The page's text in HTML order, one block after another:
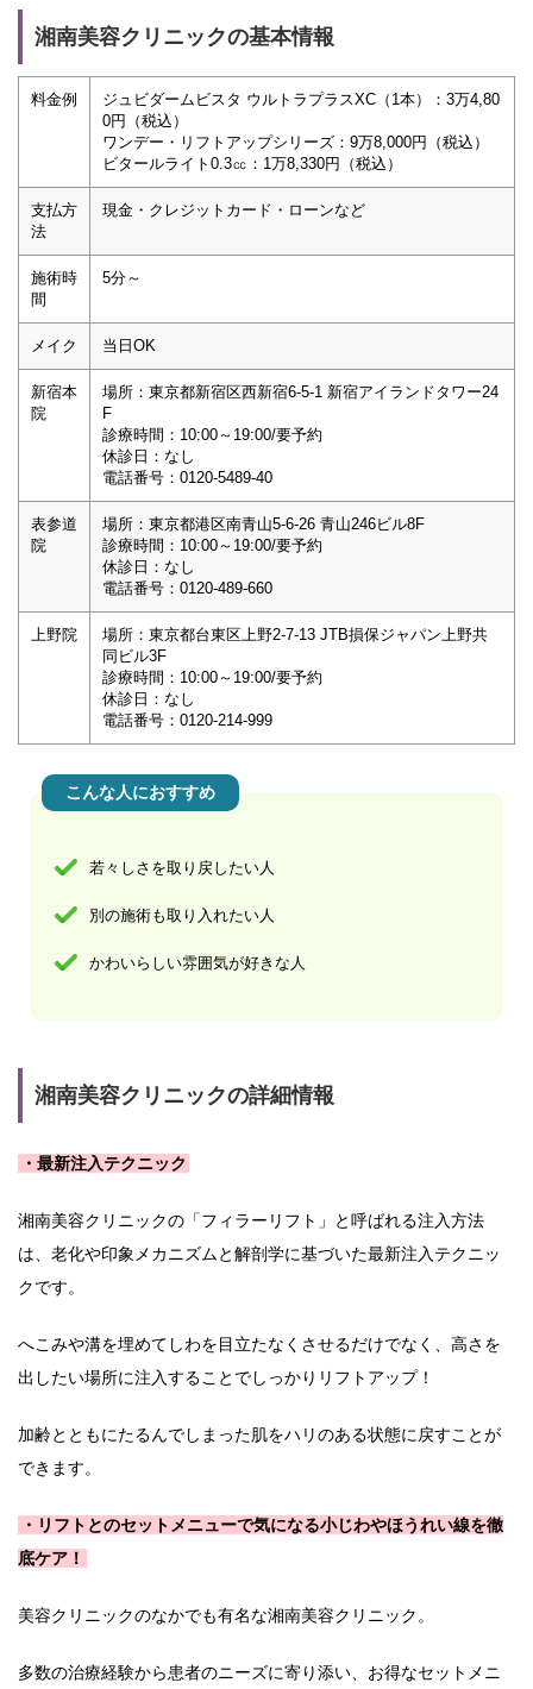
湘南美容クリニックの基本情報
料金例
ジュビダームビスタ ウルトラプラスXC（1本）：3万4,80
0円（税込）
ワンデー・リフトアップシリーズ：9万8,000円（税込）
ビタールライト0.3㏄：1万8,330円（税込）
支払方
法
現金・クレジットカード・ローンなど
施術時
間
5分～
メイク 当日OK
新宿本
院
場所：東京都新宿区西新宿6-5-1 新宿アイランドタワー24
F
診療時間：10:00～19:00/要予約
休診日：なし
電話番号：0120-5489-40
表参道
院
場所：東京都港区南青山5-6-26 青山246ビル8F
診療時間：10:00～19:00/要予約
休診日：なし
電話番号：0120-489-660
上野院
場所：東京都台東区上野2-7-13 JTB損保ジャパン上野共
同ビル3F
診療時間：10:00～19:00/要予約
休診日：なし
電話番号：0120-214-999
こんな人におすすめ
若々しさを取り戻したい人
別の施術も取り入れたい人
かわいらしい雰囲気が好きな人
湘南美容クリニックの詳細情報
・最新注入テクニック
湘南美容クリニックの「フィラーリフト」と呼ばれる注入方法
は、老化や印象メカニズムと解剖学に基づいた最新注入テクニッ
クです。
へこみや溝を埋めてしわを目立たなくさせるだけでなく、高さを
出したい場所に注入することでしっかりリフトアップ！
加齢とともにたるんでしまった肌をハリのある状態に戻すことが
できます。
・リフトとのセットメニューで気になる小じわやほうれい線を徹
底ケア！
美容クリニックのなかでも有名な湘南美容クリニック。
多数の治療経験から患者のニーズに寄り添い、お得なセットメニ